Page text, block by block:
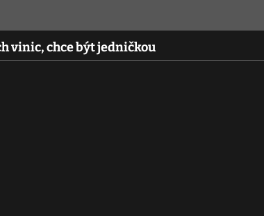
vinic, chce být jedničkou